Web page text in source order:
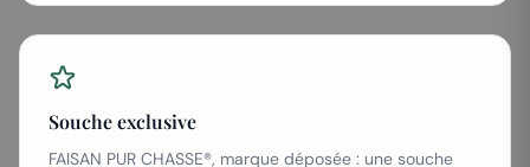
Souche exclusive
FAISAN PUR CHASSE®, marque déposée : une souche